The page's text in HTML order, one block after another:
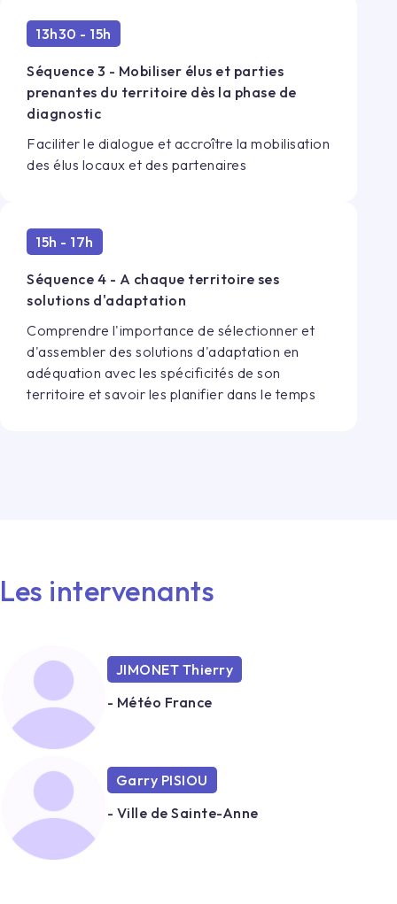
13h30 - 15h
Séquence 3 - Mobiliser élus et parties
prenantes du territoire dès la phase de
diagnostic
Faciliter le dialogue et accroître la mobilisation
des élus locaux et des partenaires
15h - 17h
Séquence 4 - A chaque territoire ses
solutions d'adaptation
Comprendre l'importance de sélectionner et
d'assembler des solutions d'adaptation en
adéquation avec les spécificités de son
territoire et savoir les planifier dans le temps
Les intervenants
JIMONET Thierry
- Météo France
Garry PISIOU
- Ville de Sainte-Anne